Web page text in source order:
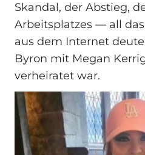
Skandal, der Abstieg,
Arbeitsplatzes — all
aus dem Internet
Byron mit Megan
verheiratet war.